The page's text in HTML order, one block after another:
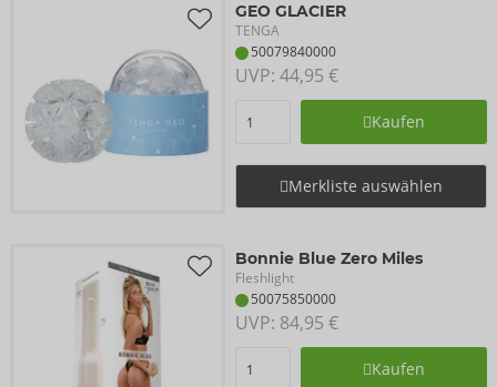
GEO GLACIER
TENGA
50079840000
UVP: 44,95 €
Kaufen
Merkliste auswählen
Bonnie Blue Zero Miles
Fleshlight
50075850000
UVP: 84,95 €
Kaufen